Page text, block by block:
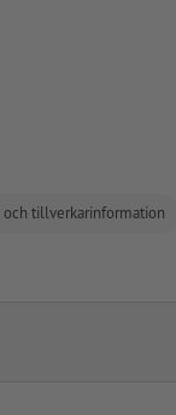
och tillverkarinformation